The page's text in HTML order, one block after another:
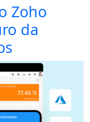
Zoho
da